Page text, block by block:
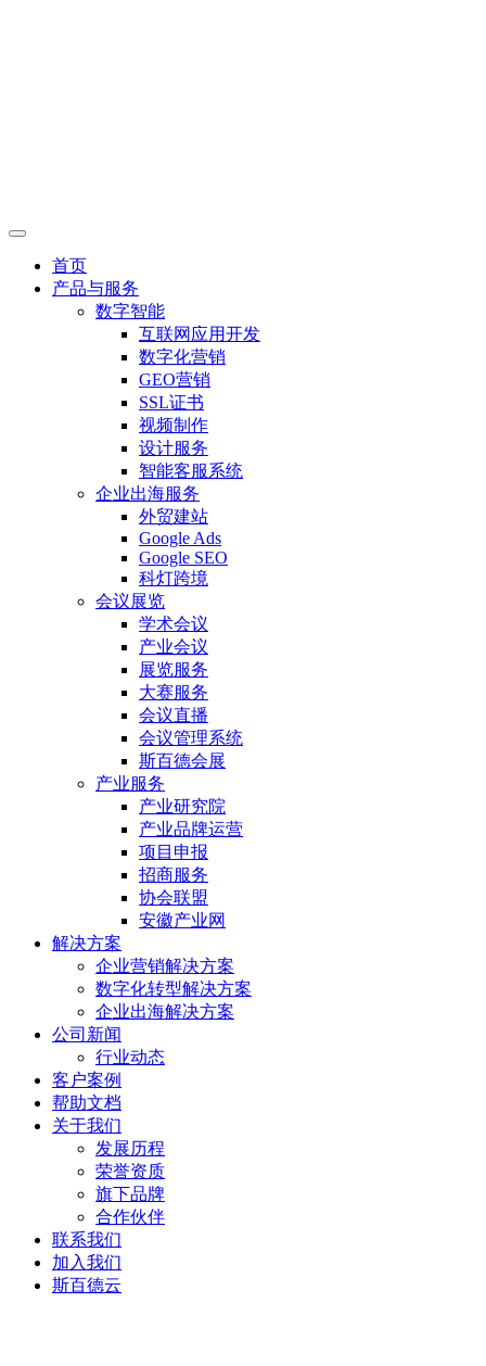
首页
产品与服务
数字智能
互联网应用开发
数字化营销
GEO营销
SSL证书
视频制作
设计服务
智能客服系统
企业出海服务
外贸建站
Google Ads
Google SEO
科灯跨境
会议展览
学术会议
产业会议
展览服务
大赛服务
会议直播
会议管理系统
斯百德会展
产业服务
产业研究院
产业品牌运营
项目申报
招商服务
协会联盟
安徽产业网
解决方案
企业营销解决方案
数字化转型解决方案
企业出海解决方案
公司新闻
行业动态
客户案例
帮助文档
关于我们
发展历程
荣誉资质
旗下品牌
合作伙伴
联系我们
加入我们
斯百德云